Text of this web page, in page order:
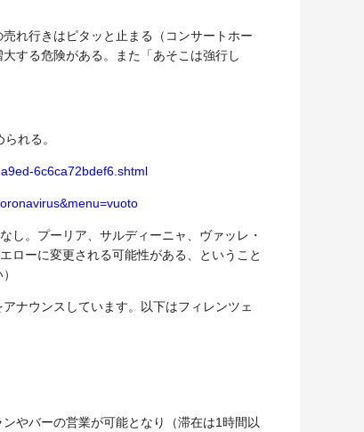
れ行きはピタッと止まる（コンサートホー
する危険がある。また「あそこは強行し
れる。
6c6ca72bdef6.shtml
。プーリア、サルディーニャ、ヴァッレ・
ローに変更される可能性がある、ということ
ナウンスしています。以下はフィレンツェ
やバーの営業が可能となり（滞在は1時間以